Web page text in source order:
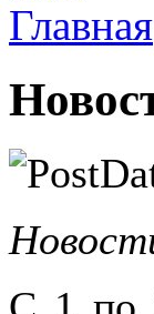
Главная